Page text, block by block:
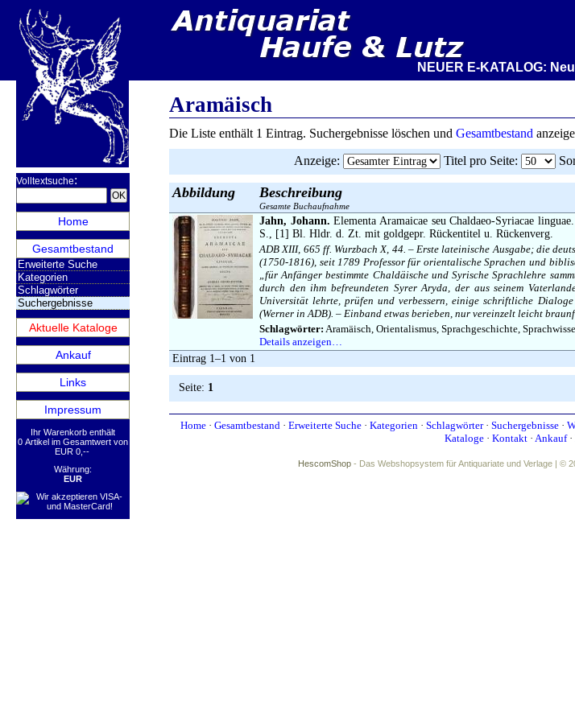
NEUER E-KATALOG:
Volltextsuche:
Home
Gesamtbestand
Erweiterte Suche
Kategorien
Schlagwörter
Suchergebnisse
Aktuelle Kataloge
Ankauf
Links
Impressum
Ihr Warenkorb enthält
0 Artikel im Gesamtwert von
EUR 0,--
Währung:
EUR
Aramäisch
Die Liste enthält 1 Eintrag. Suchergebnisse löschen und Gesamtbestand
Anzeige: Titel pro Seite:
Abbildung Beschreibung
Gesamte Buchaufnahme
Jahn, Johann. Elementa Aramaicae seu Chaldaeo-Syriacae
S., [1] Bl. Hldr. d. Zt. mit goldgepr. Rückentitel u. Rückenverg.
ADB XIII, 665 ff. Wurzbach X, 44. – Erste lateinische Ausgabe; die
(1750-1816), seit 1789 Professor für orientalische Sprachen und
„für Anfänger bestimmte Chaldäische und Syrische Sprachlehre
durch den ihm befreundeten Syrer Aryda, der aus seinem
Universität lehrte, prüfen und verbessern, einige schriftliche
(Werner in ADB). – Einband etwas berieben, nur vereinzelt leicht
Schlagwörter: Aramäisch, Orientalismus, Sprachgeschichte,
Details anzeigen…
Eintrag 1–1 von 1
Seite: 1
Home · Gesamtbestand · Erweiterte Suche · Kategorien · Schlagwörter· Suchergebnisse ·
Kataloge· Kontakt· Ankauf·
HescomShop - Das Webshopsystem für Antiquariate und Verlage | ©